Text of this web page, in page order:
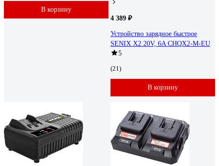
В корзину
4 389 ₽
Устройство зарядное быстрое
SENIX X2 20V, 6A CHQX2-M-EU
5
(21)
В корзину